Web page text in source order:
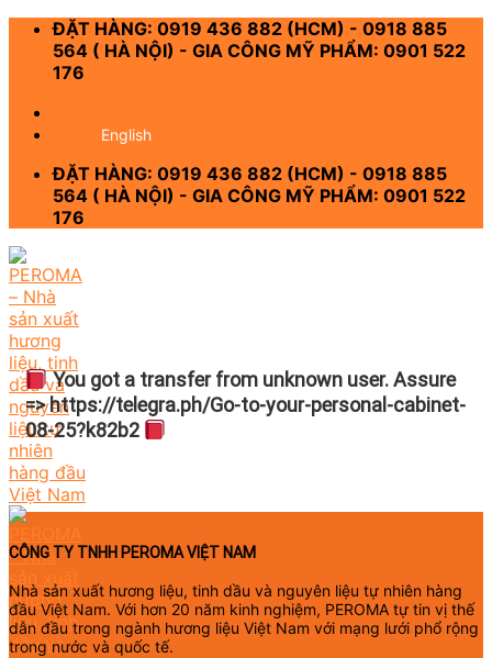
Skip
content
ĐẶT HÀNG: 0919 436 882 (HCM) - 0918 885
564 ( HÀ NỘI) - GIA CÔNG MỸ PHẨM: 0901 522
176
English
ĐẶT HÀNG: 0919 436 882 (HCM) - 0918 885
564 ( HÀ NỘI) - GIA CÔNG MỸ PHẨM: 0901 522
176
You got a transfer from unknown user. Assure
=> https://telegra.ph/Go-to-your-personal-cabinet-
08-25?k82b2
CÔNG TY TNHH PEROMA VIỆT NAM
Nhà sản xuất hương liệu, tinh dầu và nguyên liệu tự nhiên hàng
đầu Việt Nam. Với hơn 20 năm kinh nghiệm, PEROMA tự tin vị thế
dẫn đầu trong ngành hương liệu Việt Nam với mạng lưới phổ rộng
trong nước và quốc tế.